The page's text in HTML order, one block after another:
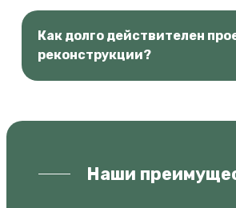
Как долго действителен
реконструкции?
Наши